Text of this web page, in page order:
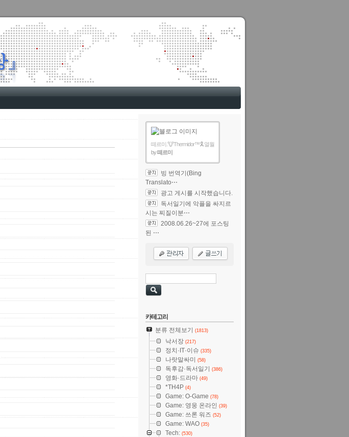
떼르미.🐮Thermidor™🎗️.열월
by떼르미
빙 번역기(Bing
Translato⋯
광고 게시를 시작했습니다.
독서일기에 악플을 싸지르
시는 찌질이분⋯
2008.06.26~27에 포스팅
된 ⋯
카테고리
분류 전체보기
(1813)
낙서장 (217)
정치·IT·이슈 (335)
나랏말싸미 (58)
독후감·독서일기 (386)
영화·드라마 (49)
*TH4P (4)
Game: O-Game (78)
Game: 영웅 온라인 (39)
Game: 쓰론 워즈 (52)
Game: WAO (35)
Tech: (530)